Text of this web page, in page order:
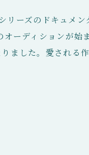
ーズのドキュメン
ーディションが始
ました。愛される